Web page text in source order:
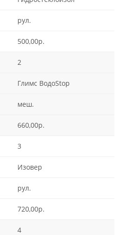
рул.
500,00р.
2
Глимс ВодоStop
меш.
660,00р.
3
Изовер
рул.
720,00р.
4